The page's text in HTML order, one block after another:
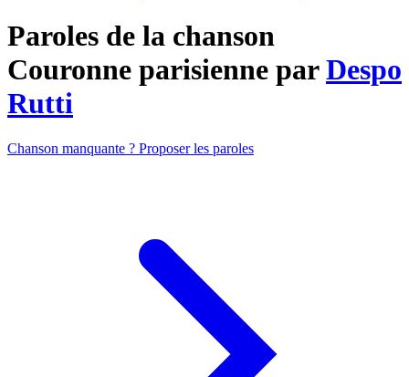
Paroles de la chanson
Couronne parisienne parDespo
Rutti
Chanson manquante ? Proposer les paroles